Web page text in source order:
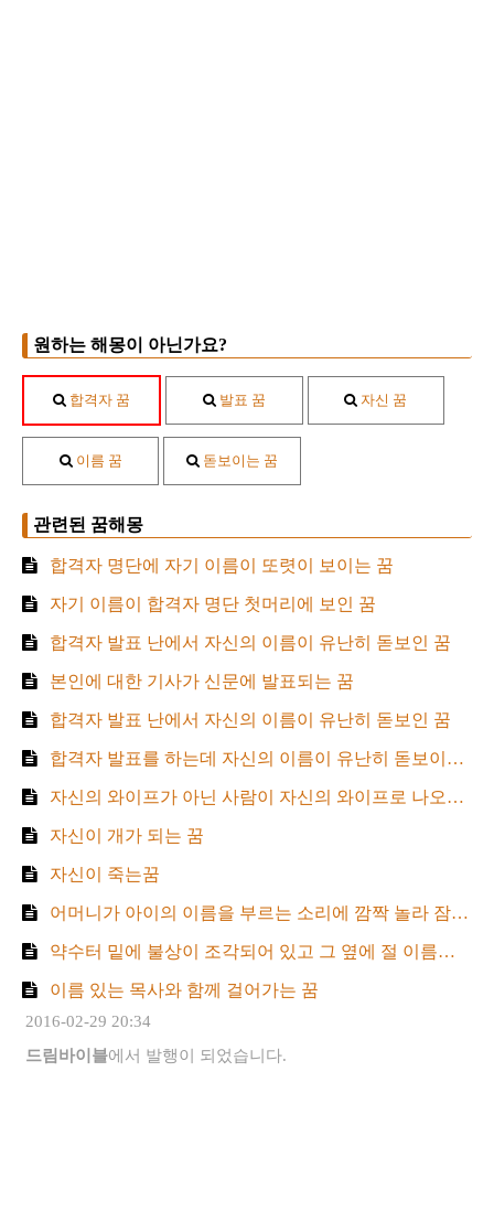
원하는 해몽이 아닌가요?
합격자 꿈 발표 꿈 자신 꿈
이름 꿈 돋보이는 꿈
관련된 꿈해몽
합격자 명단에 자기 이름이 또렷이 보이는 꿈
자기 이름이 합격자 명단 첫머리에 보인 꿈
합격자 발표 난에서 자신의 이름이 유난히 돋보인 꿈
본인에 대한 기사가 신문에 발표되는 꿈
합격자 발표 난에서 자신의 이름이 유난히 돋보인 꿈
합격자 발표를 하는데 자신의 이름이 유난히 돋보이는 꿈
자신의 와이프가 아닌 사람이 자신의 와이프로 나오는 꿈
자신이 개가 되는 꿈
자신이 죽는꿈
어머니가 아이의 이름을 부르는 소리에 깜짝 놀라 잠에서 깨는 꿈
약수터 밑에 불상이 조각되어 있고 그 옆에 절 이름이 쓰여 있으는 꿈
이름 있는 목사와 함께 걸어가는 꿈
2016-02-29 20:34
드림바이블에서 발행이 되었습니다.